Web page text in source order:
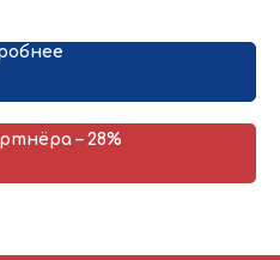
стоматите, кровоточивости
– 28%